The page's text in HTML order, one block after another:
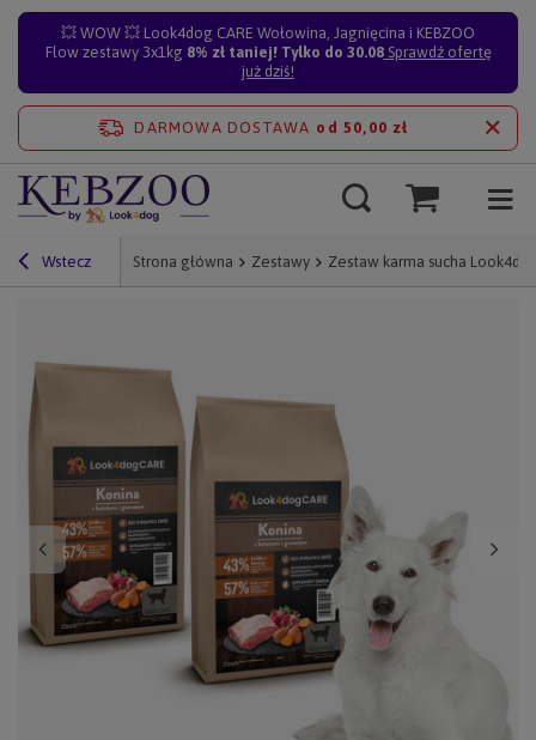
💥 WOW 💥 Look4dog CARE Wołowina, Jagnięcina i KEBZOO
Flow zestawy 3x1kg 8% zł taniej! Tylko do 30.08Sprawdź ofertę
już dziś!
DARMOWA DOSTAWA od 50,00 zł
Wstecz Strona główna Zestawy Zestaw karma sucha